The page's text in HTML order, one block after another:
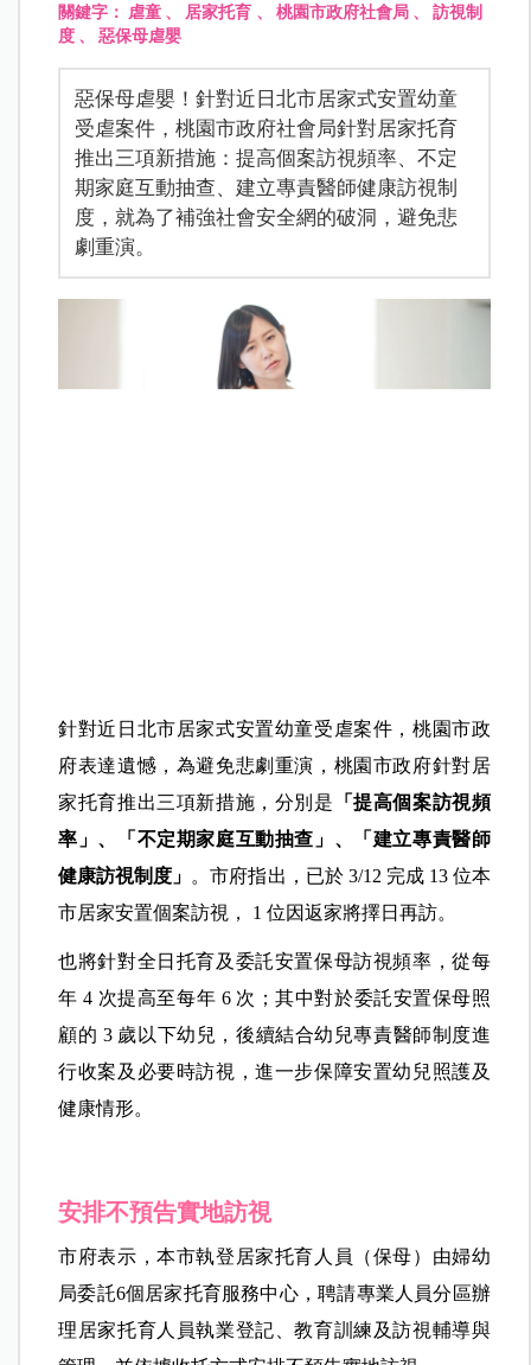
關鍵字： 虐童 、 居家托育 、 桃園市政府社會局、 訪視制
度 、惡保母虐嬰
惡保母虐嬰！針對近日北市居家式安置幼童
受虐案件，桃園市政府社會局針對居家托育
推出三項新措施：提高個案訪視頻率、不定
期家庭互動抽查、建立專責醫師健康訪視制
度，就為了補強社會安全網的破洞，避免悲
劇重演。
針對近日北市居家式安置幼童受虐案件，桃園市政
府表達遺憾，為避免悲劇重演，桃園市政府針對居
家托育推出三項新措施，分別是 「提高個案訪視頻
率」、「不定期家庭互動抽查」、「建立專責醫師
健康訪視制度」 。市府指出，已於 3/12 完成 13 位本
市居家安置個案訪視， 1 位因返家將擇日再訪。
也將針對全日托育及委託安置保母訪視頻率，從每
年 4 次提高至每年 6 次；其中對於委託安置保母照
顧的 3 歲以下幼兒，後續結合幼兒專責醫師制度進
行收案及必要時訪視，進一步保障安置幼兒照護及
健康情形。
安排不預告實地訪視
市府表示，本市執登居家托育人員（保母）由婦幼
局委託6個居家托育服務中心，聘請專業人員分區辦
理居家托育人員執業登記、教育訓練及訪視輔導與